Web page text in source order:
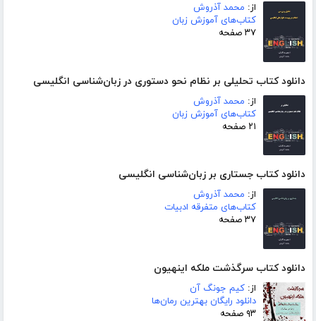
از: محمد آذروش
کتاب‌های آموزش زبان
۳۷ صفحه
دانلود کتاب تحلیلی بر نظام نحو دستوری در زبان‌شناسی انگلیسی
از: محمد آذروش
کتاب‌های آموزش زبان
۲۱ صفحه
دانلود کتاب جستاری بر زبان‌شناسی انگلیسی
از: محمد آذروش
کتاب‌های متفرقه ادبیات
۳۷ صفحه
دانلود کتاب سرگذشت ملکه اینهیون
از: کیم جونگ آن
دانلود رایگان بهترین رمان‌ها
۹۳ صفحه